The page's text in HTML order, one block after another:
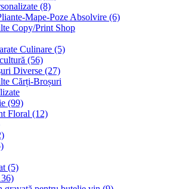
(8)
Mape-Poze Absolvire (6)
Copy/Print Shop
Culinare (5)
(56)
Diverse (27)
Cărți-Broșuri
(99)
Floral (12)
(5)